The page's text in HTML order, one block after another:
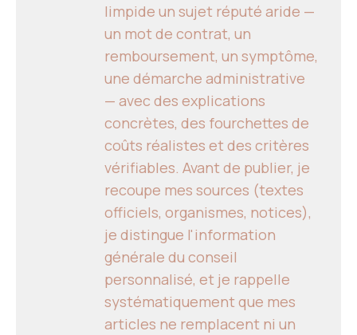
limpide un sujet réputé aride —
un mot de contrat, un
remboursement, un symptôme,
une démarche administrative
— avec des explications
concrètes, des fourchettes de
coûts réalistes et des critères
vérifiables. Avant de publier, je
recoupe mes sources (textes
officiels, organismes, notices),
je distingue l'information
générale du conseil
personnalisé, et je rappelle
systématiquement que mes
articles ne remplacent ni un